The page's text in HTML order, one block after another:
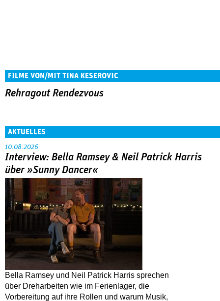
FILME VON/MIT TINA KESEROVIC
Rehragout Rendezvous
AKTUELLES
10.08.2026
Interview: Bella Ramsey & Neil Patrick Harris
über »Sunny Dancer«
Bella Ramsey und Neil Patrick Harris sprechen
über Dreharbeiten wie im Ferienlager, die
Vorbereitung auf ihre Rollen und warum Musik,